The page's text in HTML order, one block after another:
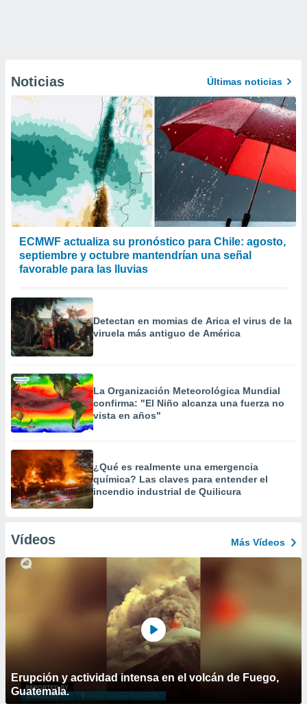
Noticias Últimas noticias
ECMWF actualiza su pronóstico para Chile: agosto,
septiembre y octubre mantendrían una señal
favorable para las lluvias
Detectan en momias de Arica el virus de la
viruela más antiguo de América
La Organización Meteorológica Mundial
confirma: "El Niño alcanza una fuerza no
vista en años"
¿Qué es realmente una emergencia
química? Las claves para entender el
incendio industrial de Quilicura
Vídeos Más Vídeos
Erupción y actividad intensa en el volcán de Fuego,
Guatemala.